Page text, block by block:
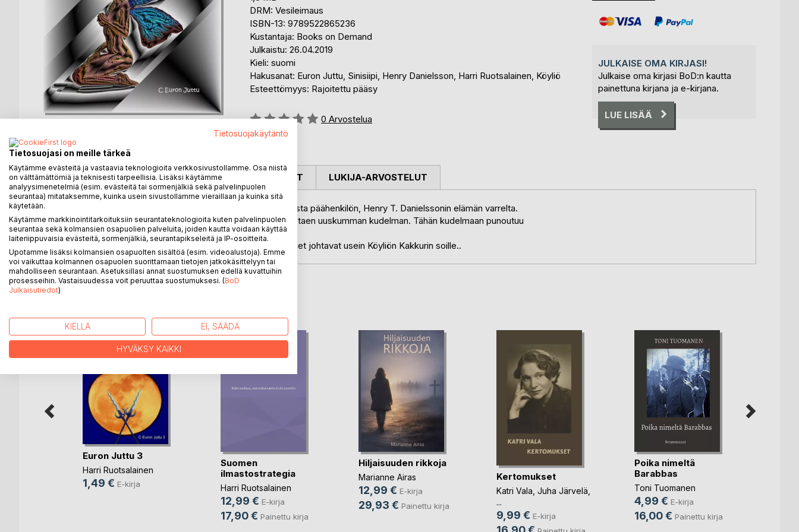
DRM: Vesileimaus
ISBN-13: 9789522865236
Kustantaja: Books on Demand
Julkaistu: 26.04.2019
Kieli: suomi
Hakusanat: Euron Juttu, Sinisiipi, Henry Danielsson, Harri Ruotsalainen, Köyliö
Esteettömyys: Rajoitettu pääsy
Arvostelu::
0%
0 Arvostelua
JULKAISE OMA KIRJASI!
Julkaise oma kirjasi BoD:n kautta
painettuna kirjana ja e-kirjana.
LUE LISÄÄ
KUVAUS
Euron Juttu-sarja koostuu lähinnä lyhyehköistä kertomuksista päähenkilön, Henry T. Danielssonin elämän varrelta.
Kertomukset venyttävät ja rutistavat todellisuutta, muodostaen uuskumman kudelman. Tähän kudelmaan punoutuu
niin rakkaus, kuolema kuin kauhukin.
On myös joitain kertomuksia menneisyydestä tulevaan, jäljet johtavat usein Köyliön Kakkurin soille..
KIRJAILIJA LEHDISTÖARVOSTELUT LUKIJA-ARVOSTELUT
Euron Juttu 3
Harri Ruotsalainen
1,49 € E-kirja
Suomen
ilmastostrategia
Harri Ruotsalainen
12,99 € E-kirja
17,90 € Painettu kirja
Hiljaisuuden rikkoja
Marianne Airas
12,99 € E-kirja
29,93 € Painettu kirja
Kertomukset
Katri Vala, Juha Järvelä,
...
9,99 € E-kirja
Poika nimeltä
Barabbas
Toni Tuomanen
4,99 € E-kirja
16,00 € Painettu kirja
Tietosuojakäytäntö
Tietosuojasi on meille tärkeä
Käytämme evästeitä ja vastaavia teknologioita verkkosivustollamme. Osa niistä
on välttämättömiä ja teknisesti tarpeellisia. Lisäksi käytämme
analyysimenetelmiä (esim. evästeitä tai sormenjälkiä sekä palvelinpuolen
seurantaa) mitataksemme, kuinka usein sivustollamme vieraillaan ja kuinka sitä
käytetään.
Käytämme markkinointitarkoituksiin seurantateknologioita kuten palvelinpuolen
seurantaa sekä kolmansien osapuolien palveluita, joiden kautta voidaan käyttää
laiteriippuvaisia evästeitä, sormenjälkiä, seurantapikseleitä ja IP-osoitteita.
Upotamme lisäksi kolmansien osapuolten sisältöä (esim. videoalustoja). Emme
voi vaikuttaa kolmannen osapuolen suorittamaan tietojen jatkokäsittelyyn tai
mahdolliseen seurantaan. Asetuksillasi annat suostumuksen edellä kuvattuihin
prosesseihin. Vastaisuudessa voit peruuttaa suostumuksesi. (BoD
Julkaisutiedot)
KIELLÄ EI, SÄÄDÄ
HYVÄKSY KAIKKI